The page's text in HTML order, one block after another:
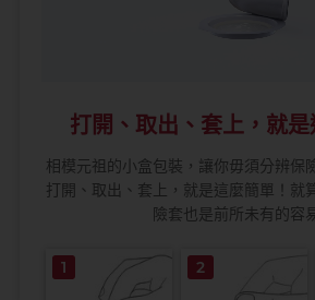
打開、取出、套上，就是
相模元祖的小盒包裝，讓你毋須分辨保
打開、取出、套上，就是這麼簡單！就
險套也是前所未有的容
1 2